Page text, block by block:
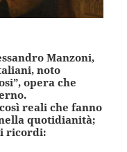
Manzoni,
noto
opera che
reali che fanno
quotidianità;
ricordi: